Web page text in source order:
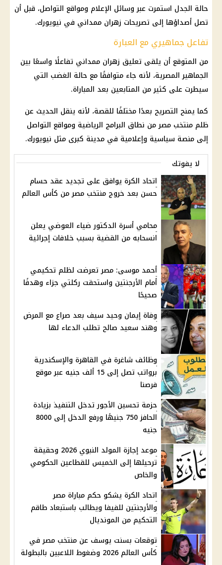
حالة الجدل استمرت عبر وسائل الإعلام ومواقع التواصل، قبل أن
تصل أصداؤها إلى تصريحات زهران ممداني في نيويورك.
تفاعل جماهيري مع العبارة
من المتوقع أن يلقى تعليق زهران ممداني تفاعلًا واسعًا بين
الجماهير المصرية، لأنه جاء متوافقًا مع حالة الغضب التي
سيطرت على كثير من المتابعين بعد المباراة.
كما يمنح التصريح بعدًا مختلفًا للقصة، لأنه ينقل الحديث عن
ظلم منتخب مصرمن نطاق البرامج الرياضية ومواقع التواصل
إلى منصة سياسية وإعلامية في مدينة كبرى مثل نيويورك.
لا يفوتك
اتحاد الكرة يوافق على تجديد عقد حسام
حسن بعد خروج منتخب مصر من كأس العالم
محامي أسرة الدكتور ضياء العوضي يعلن
انسحابه من القضية بسبب خلافات إجرائية
أحمد موسى: مصر تعرضت لظلم تحكيمي
أمام الأرجنتين واستحقت ركلتي جزاء وهدفًا
صحيحًا
وفاة إيمان وحيد سيف بعد صراع مع المرض
وهند سعيد صالح تطلب الدعاء لها
وظائف شاغرة في القاهرة والإسكندرية
برواتب تصل إلى 15 ألف جنيه عبر موقع
فرصنا
حزمة تحسين الأجور تدخل التنفيذ بزيادة
الحافز 750 جنيهًا ورفع الدخل إلى 8000
جنيه
موعد إجازة المولد النبوي 2026 وحقيقة
ترحيلها إلى الخميس للقطاعين الحكومي
والخاص
اتحاد الكرة يشكو حكم مباراة مصر
والأرجنتين للفيفا ويطالب باستبعاد طاقم
التحكيم من المونديال
توقعات بسنت يوسف عن منتخب مصر في
كأس العالم 2026 وضغوط اللاعبين بالبطولة